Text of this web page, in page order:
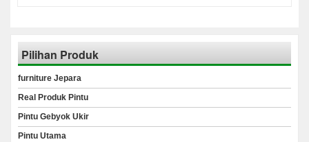
Pilihan Produk
furniture Jepara
Real Produk Pintu
Pintu Gebyok Ukir
Pintu Utama